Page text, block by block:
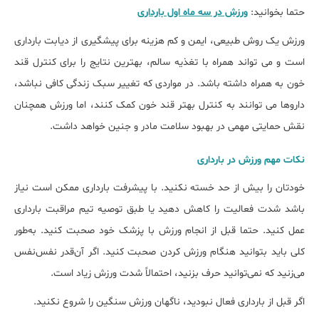
حتما بخوانید: ورزش در سه ماه اول بارداری
ورزش یک روش طبیعی، ایمن و کم‌ هزینه برای پیشگیری از دیابت بارداری
است و می‌ تواند همراه با تغذیه سالم، بهترین نتایج را برای کنترل قند
خون به همراه داشته باشد. در مواردی که تغییر سبک زندگی کافی نباشد،
داروها می‌ توانند به کنترل بهتر قند خون کمک کنند، اما ورزش همچنان
نقش حمایتی مهمی در بهبود سلامت مادر و جنین خواهد داشت.
نکات مهم ورزش در بارداری
خودتان را بیش از حد خسته نکنید. با پیشرفت بارداری ممکن است نیاز
باشد شدت فعالیت را کاهش دهید یا طبق توصیه تیم مراقبت بارداری
عمل کنید. حتما قبل از انجام ورزش با پزشک خود صحبت کنید. به‌طور
کلی باید بتوانید هنگام ورزش کردن صحبت کنید. اگر آن‌قدر نفس‌نفس
می‌زنید که نمی‌توانید حرف بزنید، احتمالاً شدت ورزش زیاد است.
اگر قبل از بارداری فعال نبودید، ناگهان ورزش سنگین را شروع نکنید.